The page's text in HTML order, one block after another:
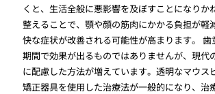
くと、生活全般に悪影響を及ぼすことになりか
整えることで、顎や顔の筋肉にかかる負担が軽
快な症状が改善される可能性が高まります。
期間で効果が出るものではありませんが、現代
に配慮した方法が増えています。透明なマウス
矯正器具を使用した治療法が一般的になり、治